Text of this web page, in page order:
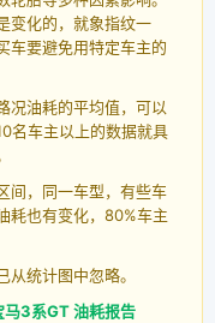
变化的，就象指纹一
车要避免用特定车主的
况油耗的平均值，可以
名车主以上的数据就具
间，同一车型，有些车
耗也有变化，80%车主
统计图中忽略。
马3系GT 油耗报告